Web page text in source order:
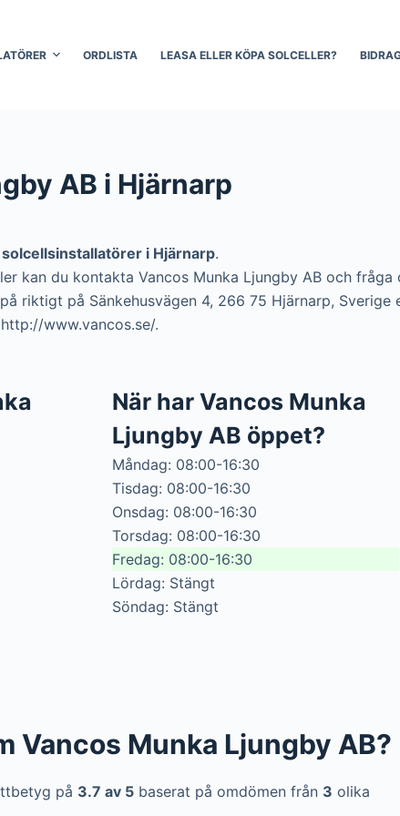
ORDLISTA LEASA ELLER KÖPA SOLCELLER?
AB i Hjärnarp
solcellsinstallatörer i Hjärnarp.
kan du kontakta Vancos Munka Ljungby AB och fråga
riktigt på Sänkehusvägen 4, 266 75 Hjärnarp, Sverige
www.vancos.se/.
När har Vancos Munka
Ljungby AB öppet?
Måndag: 08:00-16:30
Tisdag: 08:00-16:30
Onsdag: 08:00-16:30
Torsdag: 08:00-16:30
Fredag: 08:00-16:30
Lördag: Stängt
Söndag: Stängt
Vancos Munka Ljungby AB?
på 3.7 av 5 baserat på omdömen från 3 olika